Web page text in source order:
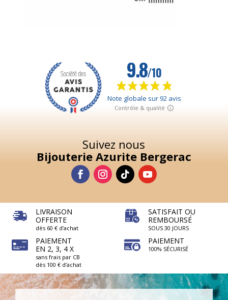
Suivez nous
Bijouterie Azurite Bergerac
LIVRAISON
OFFERTE
dès 60 € d’achat
PAIEMENT
EN 2, 3, 4 X
sans frais par CB
dès 100 € d’achat
SATISFAIT OU
REMBOURSÉ
SOUS 30 JOURS
PAIEMENT
100% SÉCURISÉ